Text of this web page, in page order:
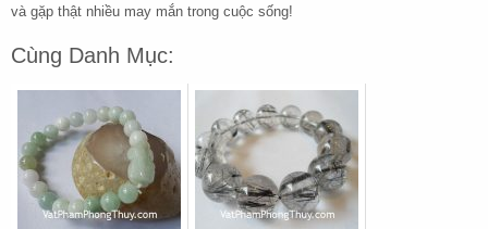
và gặp thật nhiều may mắn trong cuộc sống!
Cùng Danh Mục: